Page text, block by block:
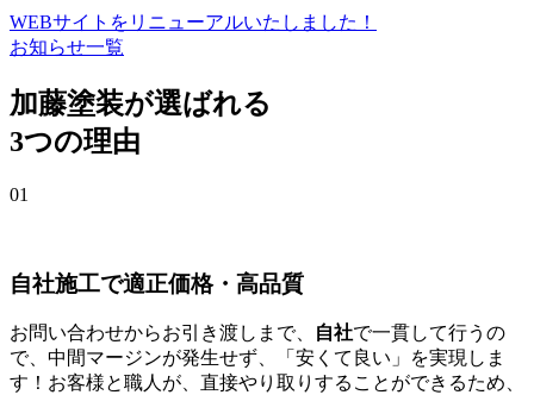
WEBサイトをリニューアルいたしました！
お知らせ一覧
加藤塗装が選ばれる
3つの理由
01
自社施工で適正価格・高品質
お問い合わせからお引き渡しまで、 自社で一貫して行うの
で、中間マージンが発生せず、「安くて良い」を実現しま
す！お客様と職人が、直接やり取りすることができるため、